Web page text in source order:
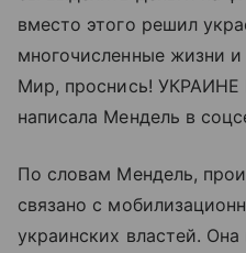
вместо этого решил
многочисленные жизни
Мир, проснись!
написала Мендель в
По словам Мендель,
связано с
украинских властей. Она